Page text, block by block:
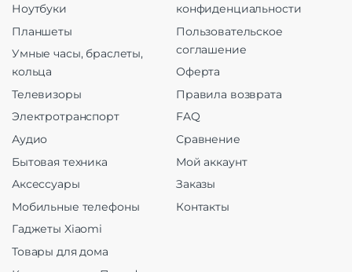
Ноутбуки
Планшеты
Умные часы, браслеты,
кольца
Телевизоры
Электротранспорт
Аудио
Бытовая техника
Аксессуары
Мобильные телефоны
Гаджеты Xiaomi
Товары для дома
конфиденциальности
Пользовательское
соглашение
Оферта
Правила возврата
FAQ
Сравнение
Мой аккаунт
Заказы
Контакты